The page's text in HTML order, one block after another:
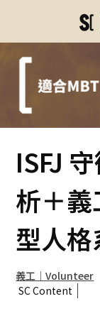
ISFJ
析＋
型人格
義工｜Volunteer
SC Content